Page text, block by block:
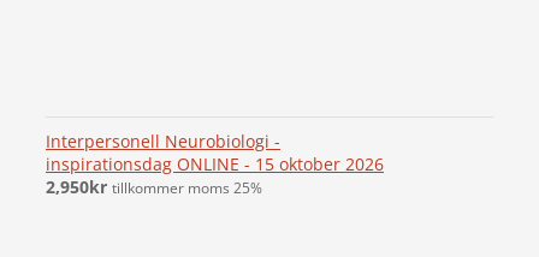
Interpersonell Neurobiologi -
inspirationsdag ONLINE - 15 oktober 2026
2,950kr tillkommer moms 25%